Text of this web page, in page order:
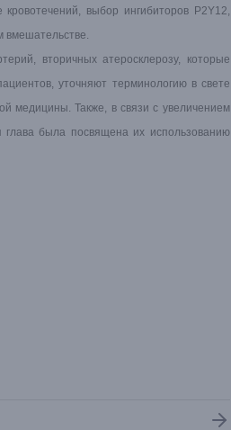
выбор ингибиторов P2Y12,
вмешательстве.
вторичных атеросклерозу, которые
уточняют терминологию в свете
медицины. Также, в связи с увеличением
глава была посвящена их использованию